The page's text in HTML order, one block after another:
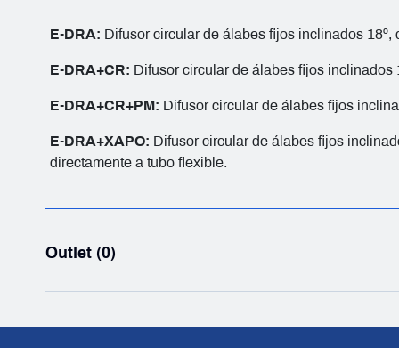
E-DRA: Difusor circular de álabes fijos inclinados
E-DRA+CR: Difusor circular de álabes fijos inclinados
E-DRA+CR+PM: Difusor circular de álabes fijos
E-DRA+XAPO: Difusor circular de álabes fijos
directamente a tubo flexible.
Outlet (0)